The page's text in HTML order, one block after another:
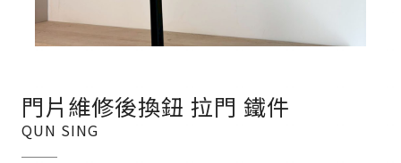
門片維修後換鈕 拉門 鐵件
QUN SING